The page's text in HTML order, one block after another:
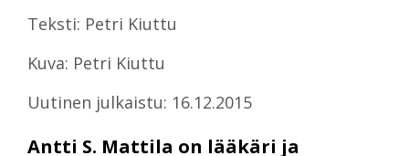
Teksti: Petri Kiuttu
Kuva: Petri Kiuttu
Uutinen julkaistu: 16.12.2015
Antti S. Mattila on lääkäri ja